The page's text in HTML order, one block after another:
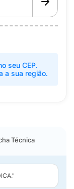
seu CEP.
a sua região.
Técnica